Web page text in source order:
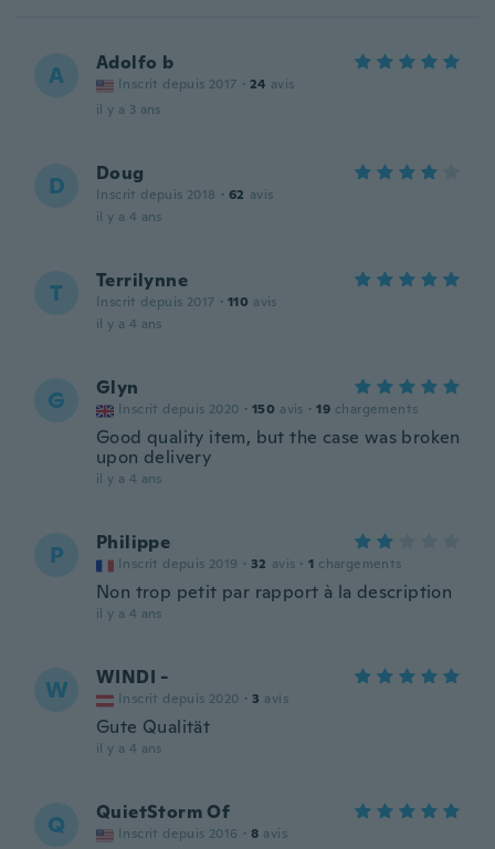
A Adolfo b
Inscrit depuis 2017 · 24 avis
il y a 3 ans
D Doug
Inscrit depuis 2018 · 62 avis
il y a 4 ans
T Terrilynne
Inscrit depuis 2017 · 110 avis
il y a 4 ans
G Glyn
Inscrit depuis 2020 · 150 avis · 19 chargements
Good quality item, but the case was broken
upon delivery
il y a 4 ans
P Philippe
Inscrit depuis 2019 · 32 avis · 1 chargements
Non trop petit par rapport à la description
il y a 4 ans
W WINDI -
Inscrit depuis 2020 · 3 avis
Gute Qualität
il y a 4 ans
Q QuietStorm Of
Inscrit depuis 2016 · 8 avis